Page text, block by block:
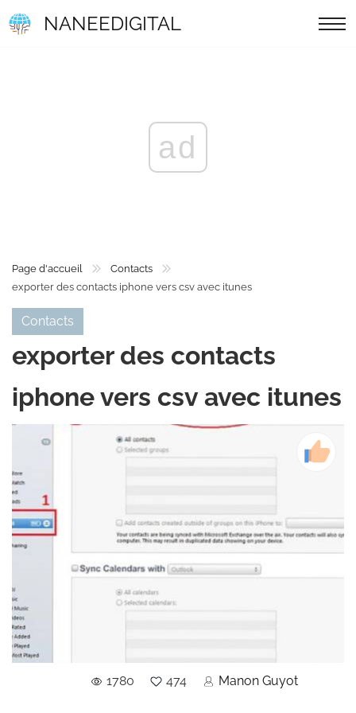
NANEEDIGITAL
ad
Page d'accueil
Contacts
exporter des contacts iphone vers csv avec itunes
Contacts
exporter des contacts
iphone vers csv avec itunes
1780 474 Manon Guyot